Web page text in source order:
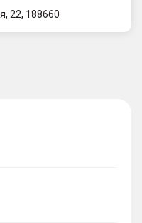
22, 188660